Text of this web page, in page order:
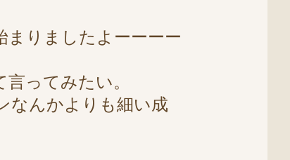
りましたよーーーー
ってみたい。
なんかよりも細い成